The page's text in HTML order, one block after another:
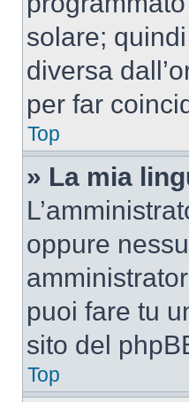
solare;
diversa
per far
Top
» La mia
oppure
puoi fare tu
sito del
Top